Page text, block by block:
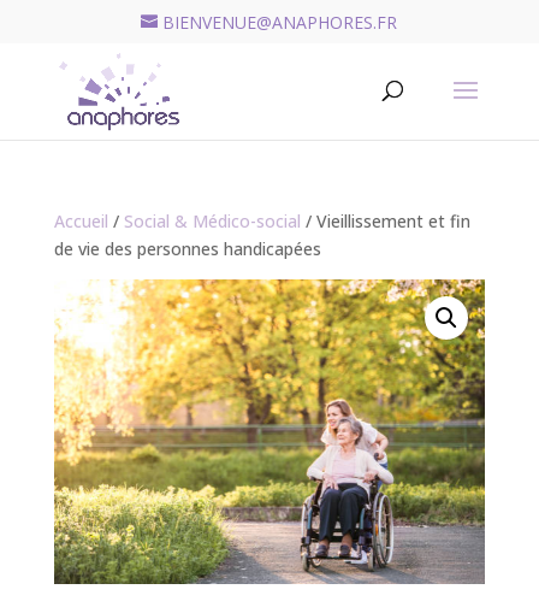
BIENVENUE@ANAPHORES.FR
Accueil / Social & Médico-social / Vieillissement et fin
de vie des personnes handicapées